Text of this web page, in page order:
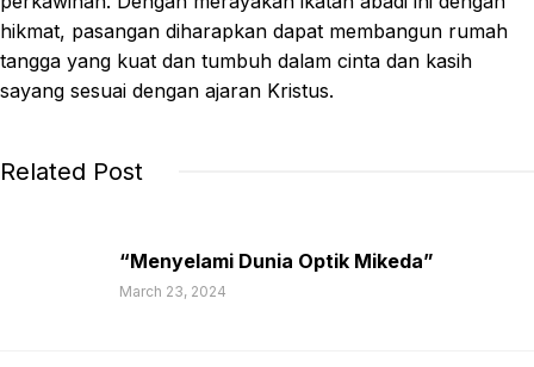
hikmat, pasangan diharapkan dapat membangun rumah
tangga yang kuat dan tumbuh dalam cinta dan kasih
sayang sesuai dengan ajaran Kristus.
Related Post
“Menyelami Dunia Optik Mikeda”
March 23, 2024